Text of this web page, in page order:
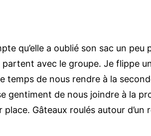
qu’elle a oublié son sac un
avec le groupe. Je flippe
de nous rendre à la
gentiment de nous joindre à la
Gâteaux roulés autour d’un